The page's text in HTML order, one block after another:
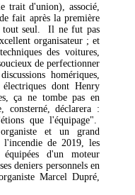
trait d'union), associé,
fait après la première
seul.
Il ne fut pas
organisateur ; et
des voitures,
de perfectionner
homériques,
dont Henry
ça ne tombe pas en
consterné, déclarera :
que l'équipage".
et un grand
l'incendie de 2019, les
d'un moteur
deniers personnels en
Marcel Dupré,